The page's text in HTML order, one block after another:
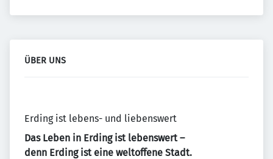
ÜBER UNS
Erding ist lebens- und liebenswert
Das Leben in Erding ist lebenswert –
denn Erding ist eine weltoffene Stadt.